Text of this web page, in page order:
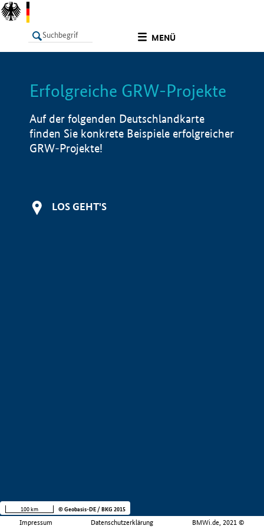
MENÜ
LISTE Info
Erfolgreiche GRW-Projekte
Auf der folgenden Deutschlandkarte
finden Sie konkrete Beispiele erfolgreicher
GRW-Projekte!
LOS GEHT'S
Impressum Datenschutzerklärung BMWi.de, 2021 ©
100 km © Geobasis-DE / BKG 2015